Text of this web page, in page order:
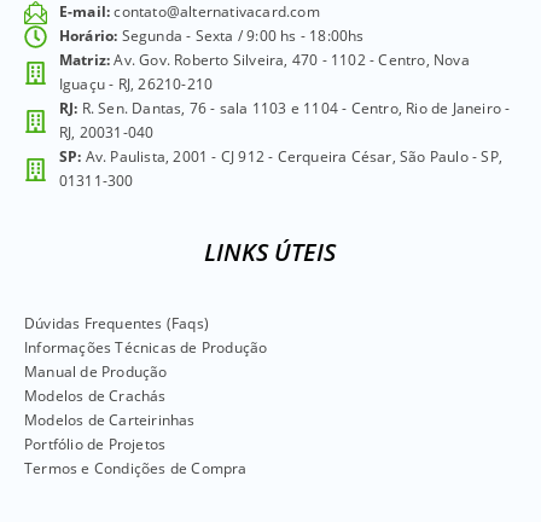
E-mail:contato@alternativacard.com
Horário: Segunda - Sexta / 9:00 hs - 18:00hs
Matriz:Av. Gov. Roberto Silveira, 470 - 1102 - Centro, Nova
Iguaçu - RJ, 26210-210
RJ: R. Sen. Dantas, 76 - sala 1103 e 1104 - Centro, Rio de Janeiro -
RJ, 20031-040
SP: Av. Paulista, 2001 - CJ 912 - Cerqueira César, São Paulo - SP,
01311-300
LINKS ÚTEIS
Dúvidas Frequentes (Faqs)
Informações Técnicas de Produção
Manual de Produção
Modelos de Crachás
Modelos de Carteirinhas
Portfólio de Projetos
Termos e Condições de Compra